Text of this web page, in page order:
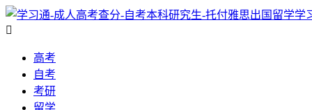
学

高考
自考
考研
留学